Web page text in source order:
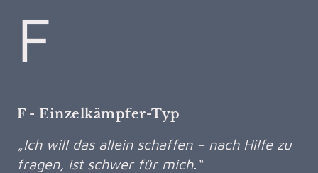
F
F - Einzelkämpfer-Typ
„Ich will das allein schaffen – nach Hilfe zu
fragen, ist schwer für mich.“